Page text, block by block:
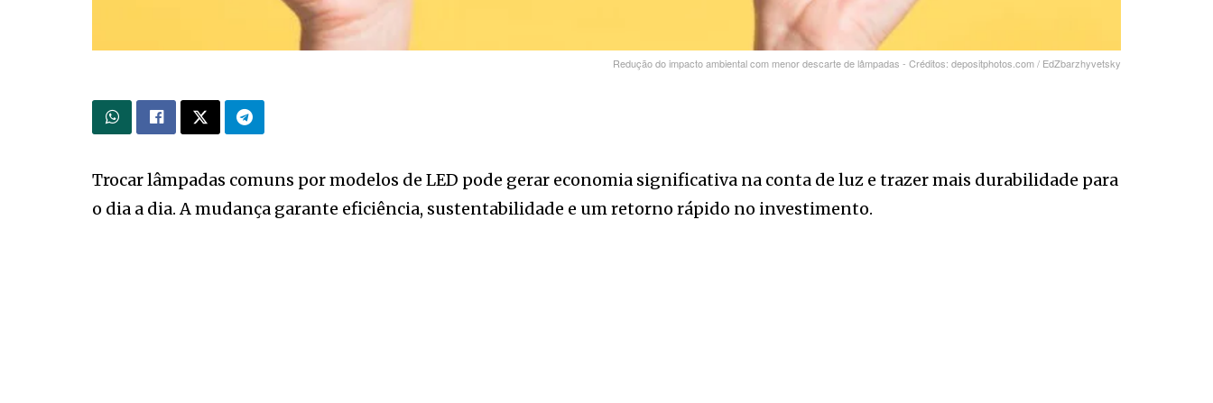
Redução do impacto ambiental com menor descarte de lâmpadas - Créditos: depositphotos.com / EdZbarzhyvetsky
Trocar lâmpadas comuns por modelos de LED pode gerar economia significativa na conta de luz e trazer mais durabilidade para
o dia a dia. A mudança garante eficiência, sustentabilidade e um retorno rápido no investimento.